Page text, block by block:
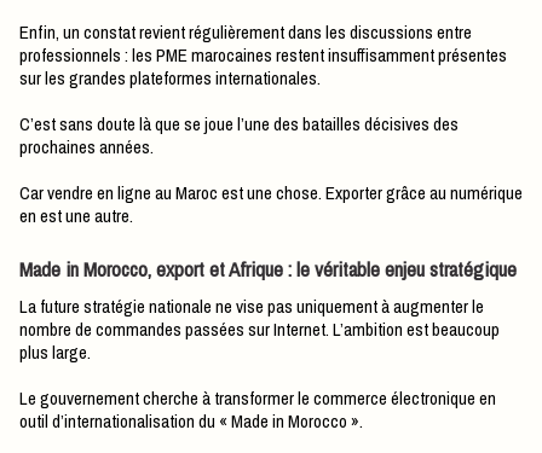
Enfin, un constat revient régulièrement dans les discussions entre
professionnels : les PME marocaines restent insuffisamment présentes
sur les grandes plateformes internationales.
C’est sans doute là que se joue l’une des batailles décisives des
prochaines années.
Car vendre en ligne au Maroc est une chose. Exporter grâce au numérique
en est une autre.
Made in Morocco, export et Afrique : le véritable enjeu stratégique
La future stratégie nationale ne vise pas uniquement à augmenter le
nombre de commandes passées sur Internet. L’ambition est beaucoup
plus large.
Le gouvernement cherche à transformer le commerce électronique en
outil d’internationalisation du « Made in Morocco ».